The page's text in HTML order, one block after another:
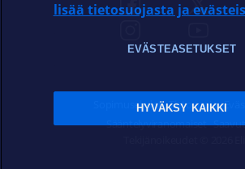
Sopimusehdot Tietosuoja
Sääntelyviranomaiset
lisää tietosuojasta ja
EVÄSTEASETUKSET
HYVÄKSY KAIKKI